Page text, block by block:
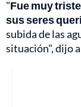
"Fue muy
sus seres
subida de las
situación", dijo a